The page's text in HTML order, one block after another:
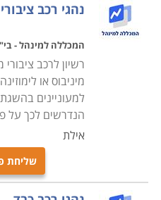
קורסי טיס ציבוריים
בכדי להפוך לטייס מוסמך
ספר שמציעים הכשרה
לטורים. המדריכים
ומנוסים. ההרשמה לקורס
הגבלה. בתום הקורס
בהתאם את רישיון הטיס.
בצורה מקצועית יוכלו למצוא
תובלה או הטסת מטוסי
נהגי רכב ציבורי
המכללה למינהל -
רשיון לרכב
מיניבוס או
הנדרשים לכך על
אילת
שליחת